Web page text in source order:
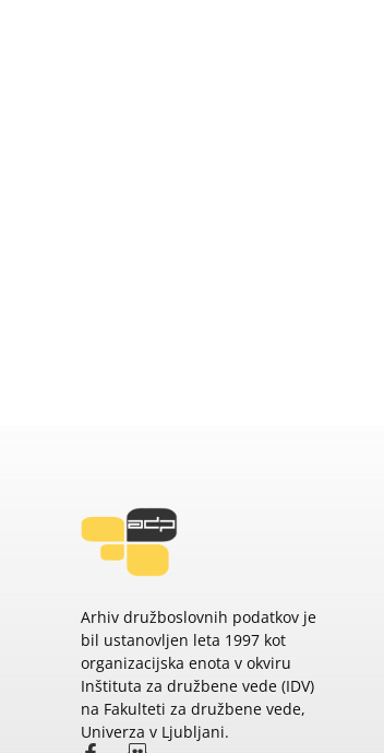
Arhiv družboslovnih podatkov je
bil ustanovljen leta 1997 kot
organizacijska enota v okviru
Inštituta za družbene vede (IDV)
na Fakulteti za družbene vede,
Univerza v Ljubljani.